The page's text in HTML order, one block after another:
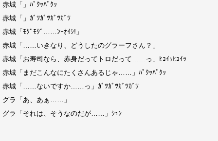
赤城「」ﾊﾟｸｯﾊﾟｸｯ
赤城「」ｶﾞﾂｶﾞﾂｶﾞﾂｶﾞﾂ
赤城「ﾓｸﾞﾓｸﾞ……ﾝｰｵｲｼ!」
赤城「……いきなり、どうしたのグラーフさん？」
赤城「お寿司なら、赤身だってトロだって……っ」ﾋｮｲｯﾋｮｲｯ
赤城「まだこんなにたくさんあるじゃ……」ﾊﾟｸｯﾊﾟｸｯ
赤城「……ないですか……っ」ｶﾞﾂｶﾞﾂｶﾞﾂｶﾞﾂ
グラ「あ、あぁ……」
グラ「それは、そうなのだが……」ｼｭﾝ